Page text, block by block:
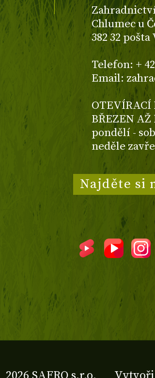
Chlumec u
382 32
Telefon: +
Email:
OTEVÍRACÍ
BŘEZEN AŽ
pondělí -
neděle
Najděte si